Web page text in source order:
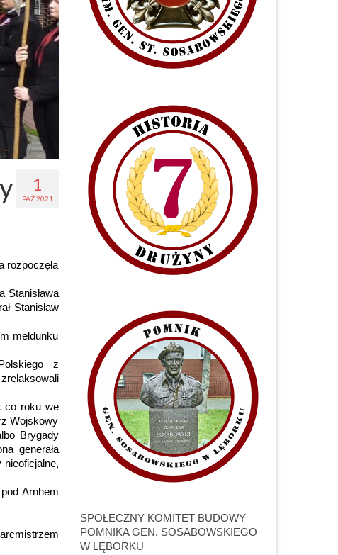
1
PAŹ 2021
rozpoczęła
Stanisława
Stanisław
meldunku
z
co roku we
Wojskowy
Brygady
generała
nieoficjalne,
Arnhem
SPOŁECZNY KOMITET BUDOWY
POMNIKA GEN. SOSABOWSKIEGO
W LĘBORKU